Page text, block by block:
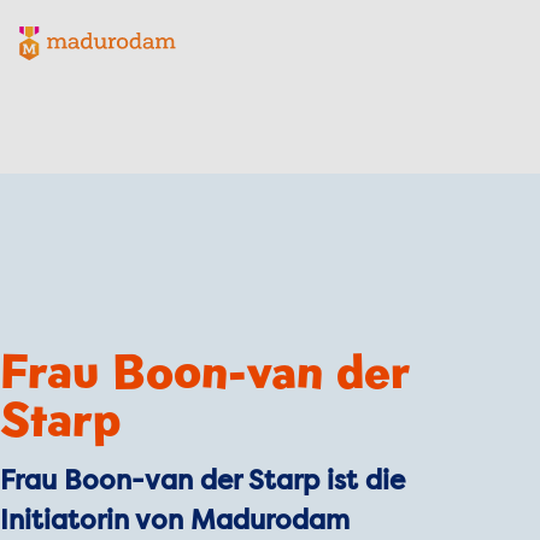
Madurodam-Logo, zur Homepage
Frau Boon-van der
Starp
Frau Boon-van der Starp ist die
Initiatorin von Madurodam